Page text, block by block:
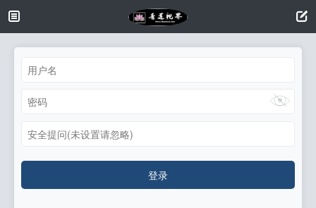
安全提问(未设置请忽略)
登录